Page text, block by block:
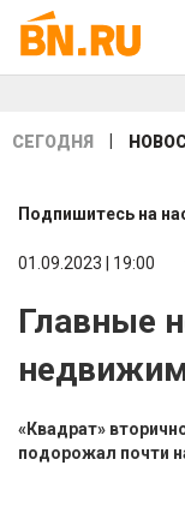
СЕГОДНЯ
Подпишитесь на
01.09.2023 | 19:00
Главные
«Квадрат»
подорожал почти